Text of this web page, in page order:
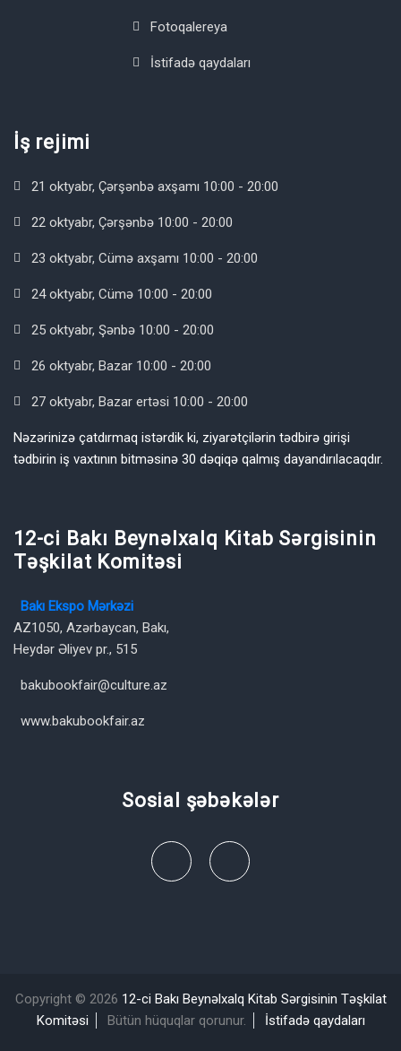
Fotoqalereya
İstifadə qaydaları
İş rejimi
21 oktyabr, Çərşənbə axşamı 10:00 - 20:00
22 oktyabr, Çərşənbə 10:00 - 20:00
23 oktyabr, Cümə axşamı 10:00 - 20:00
24 oktyabr, Cümə 10:00 - 20:00
25 oktyabr, Şənbə 10:00 - 20:00
26 oktyabr, Bazar 10:00 - 20:00
27 oktyabr, Bazar ertəsi 10:00 - 20:00
Nəzərinizə çatdırmaq istərdik ki, ziyarətçilərin tədbirə girişi
tədbirin iş vaxtının bitməsinə 30 dəqiqə qalmış dayandırılacaqdır.
12-ci Bakı Beynəlxalq Kitab Sərgisinin
Təşkilat Komitəsi
Bakı Ekspo Mərkəzi
AZ1050, Azərbaycan, Bakı,
Heydər Əliyev pr., 515
bakubookfair@culture.az
www.bakubookfair.az
Sosial şəbəkələr
Copyright © 2026 12-ci Bakı Beynəlxalq Kitab Sərgisinin Təşkilat
Komitəsi
Bütün hüquqlar qorunur. İstifadə qaydaları